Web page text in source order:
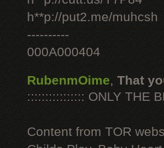
h**p://put2.me/muhcsh
----------
000A000404
RubenmOime, That
:::::::::::::::: ONLY THE
Content from TOR